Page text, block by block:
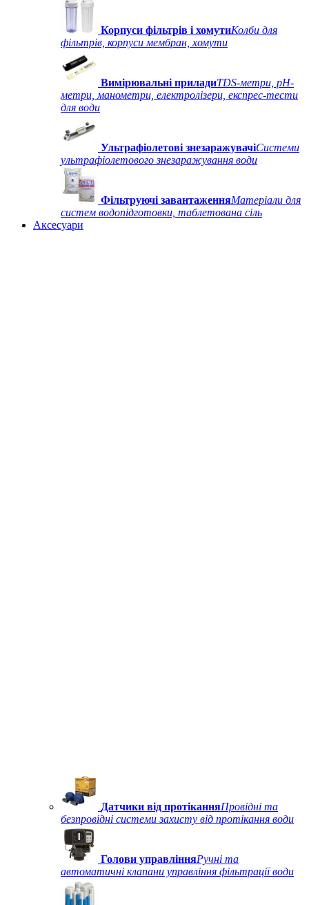
Корпуси фільтрів і хомутиКолби для
фільтрів, корпуси мембран, хомути
Вимірювальні приладиTDS-метри, рН-
метри, манометри, електролізери, експрес-тести
для води
Ультрафіолетові знезаражувачіСистеми
ультрафіолетового знезаражування води
Фільтруючі завантаженняМатеріали для
систем водопідготовки, таблетована сіль
Аксесуари
Датчики від протіканняПровідні та
безпровідні системи захисту від протікання води
Голови управлінняРучні та
автоматичні клапани управління фільтрації води